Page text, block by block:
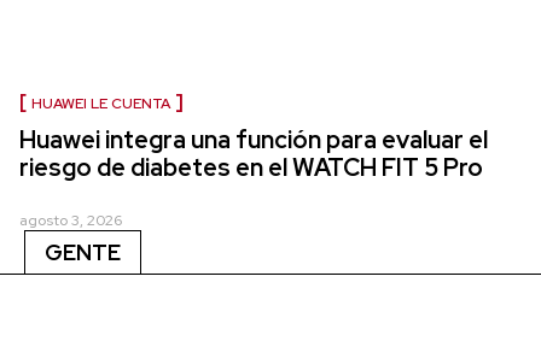
HUAWEI LE CUENTA
Huawei integra una función para evaluar el
riesgo de diabetes en el WATCH FIT 5 Pro
agosto 3, 2026
GENTE